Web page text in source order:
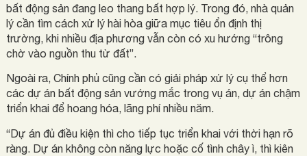
bất động sản đang leo thang bất hợp lý. Trong đó, nhà quản
lý cần tìm cách xử lý hài hòa giữa mục tiêu ổn định thị
trường, khi nhiều địa phương vẫn còn có xu hướng “trông
chờ vào nguồn thu từ đất”.
Ngoài ra, Chính phủ cũng cần có giải pháp xử lý cụ thể hơn
các dự án bất động sản vướng mắc trong vụ án, dự án chậm
triển khai để hoang hóa, lãng phí nhiều năm.
“Dự án đủ điều kiện thì cho tiếp tục triển khai với thời hạn rõ
ràng. Dự án không còn năng lực hoặc cố tình chây ì, thì kiên